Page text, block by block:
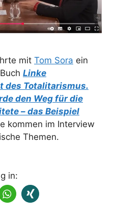
mit Tom Sora ein
Linke
des Totalitarismus.
den Weg für die
– das Beispiel
kommen im Interview
Themen.
in: